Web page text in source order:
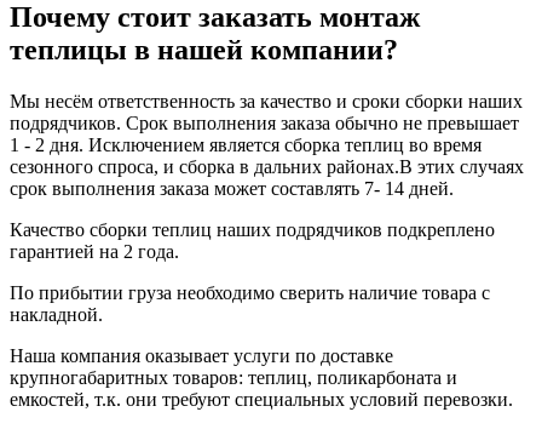
Почему стоит заказать монтаж
теплицы в нашей компании?
Мы несём ответственность за качество и сроки сборки наших
подрядчиков. Срок выполнения заказа обычно не превышает
1 - 2 дня. Исключением является сборка теплиц во время
сезонного спроса, и сборка в дальних районах.В этих случаях
срок выполнения заказа может составлять 7- 14 дней.
Качество сборки теплиц наших подрядчиков подкреплено
гарантией на 2 года.
По прибытии груза необходимо сверить наличие товара с
накладной.
Наша компания оказывает услуги по доставке
крупногабаритных товаров: теплиц, поликарбоната и
емкостей, т.к. они требуют специальных условий перевозки.